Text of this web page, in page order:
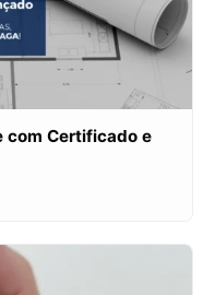
com Certificado e